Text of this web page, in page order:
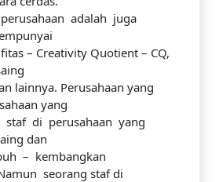
adalah juga
– Creativity Quotient – CQ,
lainnya. Perusahaan yang
yang
staf di perusahaan yang
dan
– kembangkan
seorang staf di